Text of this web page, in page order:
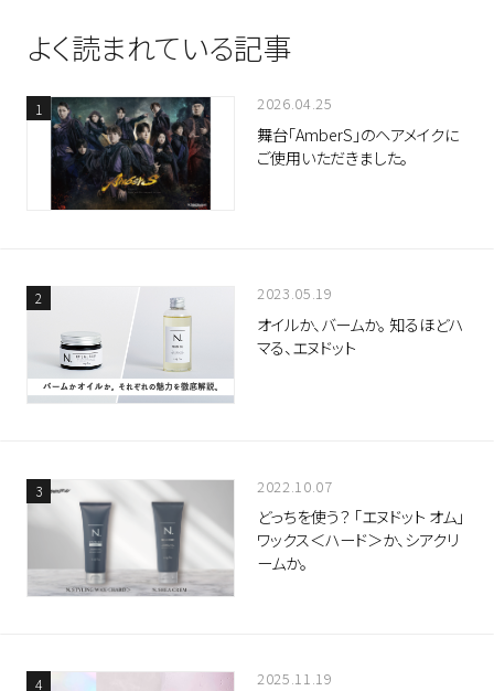
よく読まれている記事
2026.04.25
舞台「AmberS」のヘアメイクに
ご使用いただきました。
2023.05.19
オイルか、バームか。 知るほどハ
マる、エヌドット
2022.10.07
どっちを使う？ 「エヌドット オム」
ワックス＜ハード＞か、シアクリ
ームか。
2025.11.19